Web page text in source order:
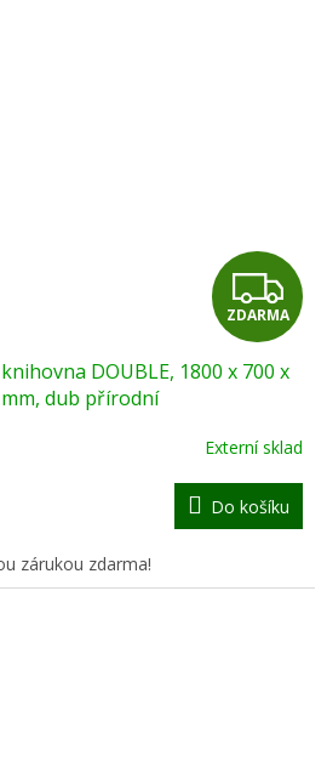
Z
D
A
R
M
A
ZDARMA
DOUBLE, 1800 x 700 x
dub přírodní
Externí sklad
Do košíku
zárukou zdarma!